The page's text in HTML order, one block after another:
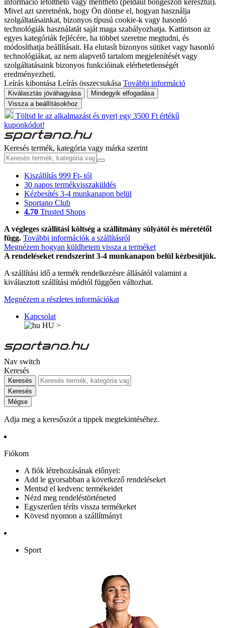
információ letölthető vagy menthető (például böngészőn keresztül).
Mivel azt szeretnénk, hogy Ön döntse el, hogyan használja
szolgáltatásainkat, bizonyos típusú cookie-k vagy hasonló
technológiák használatát saját maga szabályozhatja. Kattintson az
egyes kategóriák fejlécére, ha többet szeretne megtudni, és
módosíthatja beállításait. Ha elutasít bizonyos sütiket vagy hasonló
technológiákat, az nem alapvető tartalom megjelenítését vagy
szolgáltatásaink bizonyos funkcióinak elérhetetlenségét
eredményezheti.
Leírás kibontása Leírás összecsukása További információ
Kiválasztás jóváhagyása
Mindegyik elfogadása
Vissza a beállításokhoz
Töltsd le az alkalmazást és nyerj egy 3500 Ft értékű
kuponkódot!
Keresés termék, kategória vagy márka szerint
Kiszállítás 999 Ft- tól
30 napos termékvisszaküldés
Kézbesítés 3-4 munkanapon belül
Sportano Club
4.70 Trusted Shops
A végleges szállítási költség a szállítmány súlyától és méretétől
függ. További információk a szállításról
Megnézem hogyan küldhetem vissza a terméket
A rendeléseket rendszerint 3-4 munkanapon belül kézbesítjük.
A szállítási idő a termék rendelkezésre állásától valamint a
kiválasztott szállítási módtól függően változhat.
Megnézem a részletes információkat
Kapcsolat
HU >
Nav switch
Keresés
Keresés
Keresés
Mégse
Adja meg a keresőszót a tippek megtekintéséhez.
Fiókom
A fiók létrehozásának előnyei:
Add le gyorsabban a következő rendeléseket
Mentsd el kedvenc termékeidet
Nézd meg rendeléstörténeted
Egyszerűen téríts vissza termékeket
Kövesd nyomon a szállítmányt
Sport